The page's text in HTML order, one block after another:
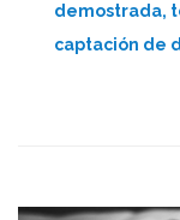
demostrada,
captación de